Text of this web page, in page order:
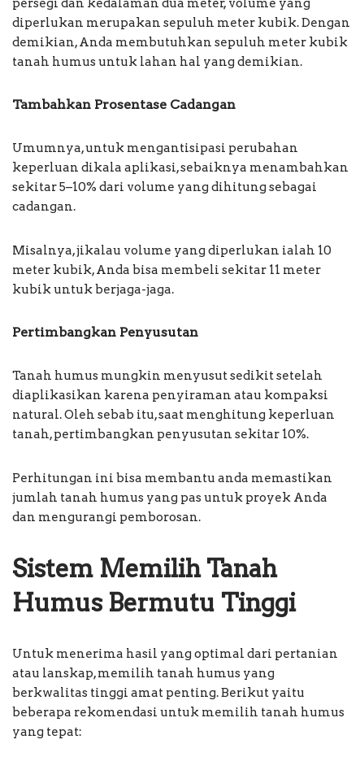
persegi dan kedalaman dua meter, volume yang
diperlukan merupakan sepuluh meter kubik. Dengan
demikian, Anda membutuhkan sepuluh meter kubik
tanah humus untuk lahan hal yang demikian.
Tambahkan Prosentase Cadangan
Umumnya, untuk mengantisipasi perubahan
keperluan dikala aplikasi, sebaiknya menambahkan
sekitar 5–10% dari volume yang dihitung sebagai
cadangan.
Misalnya, jikalau volume yang diperlukan ialah 10
meter kubik, Anda bisa membeli sekitar 11 meter
kubik untuk berjaga-jaga.
Pertimbangkan Penyusutan
Tanah humus mungkin menyusut sedikit setelah
diaplikasikan karena penyiraman atau kompaksi
natural. Oleh sebab itu, saat menghitung keperluan
tanah, pertimbangkan penyusutan sekitar 10%.
Perhitungan ini bisa membantu anda memastikan
jumlah tanah humus yang pas untuk proyek Anda
dan mengurangi pemborosan.
Sistem Memilih Tanah
Humus Bermutu Tinggi
Untuk menerima hasil yang optimal dari pertanian
atau lanskap, memilih tanah humus yang
berkwalitas tinggi amat penting. Berikut yaitu
beberapa rekomendasi untuk memilih tanah humus
yang tepat: